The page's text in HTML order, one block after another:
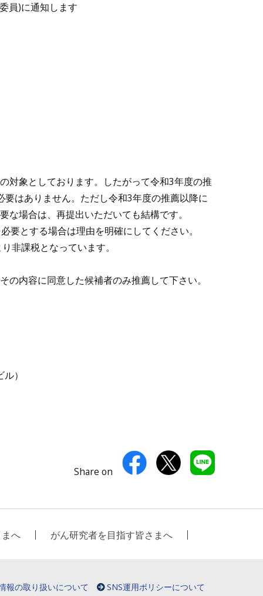
員)に通知します
対象としております。したがって令和3年度の推
はありません。ただし令和3年度の推薦以降に
場合は、再提出いただいても結構です。
要とする場合は理由を明確にしてください。
非課税となっています。
の内容に同意した候補者のみ推薦して下さい。
）
Share on
へ がん研究者を目指す皆さまへ
報の取り扱いについて SNS運用ポリシーについて